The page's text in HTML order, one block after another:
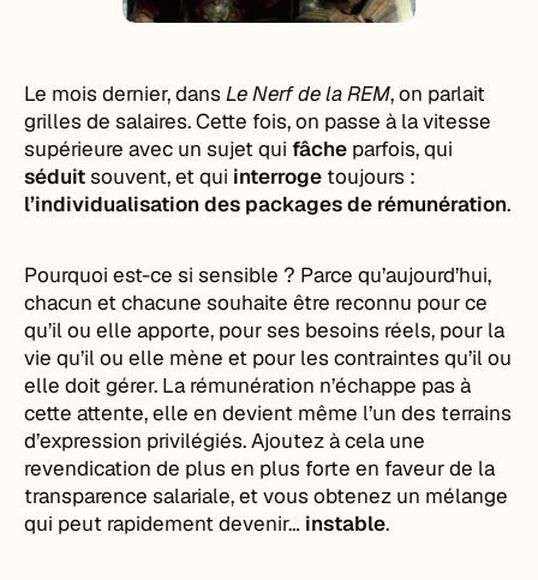
Le mois dernier, dansLe Nerf de la REM, on parlait
grilles de salaires. Cette fois, on passe à la vitesse
supérieure avec un sujet quifâche parfois, qui
séduitsouvent, et qui interroge toujours :
l’individualisation des packages de rémunération.
Pourquoi est-ce si sensible ? Parce qu’aujourd’hui,
chacun et chacune souhaite être reconnu pour ce
qu’il ou elle apporte, pour ses besoins réels, pour la
vie qu’il ou elle mène et pour les contraintes qu’il ou
elle doit gérer. La rémunération n’échappe pas à
cette attente, elle en devient même l’un des terrains
d’expression privilégiés. Ajoutez à cela une
revendication de plus en plus forte en faveur de la
transparence salariale, et vous obtenez un mélange
qui peut rapidement devenir… instable.